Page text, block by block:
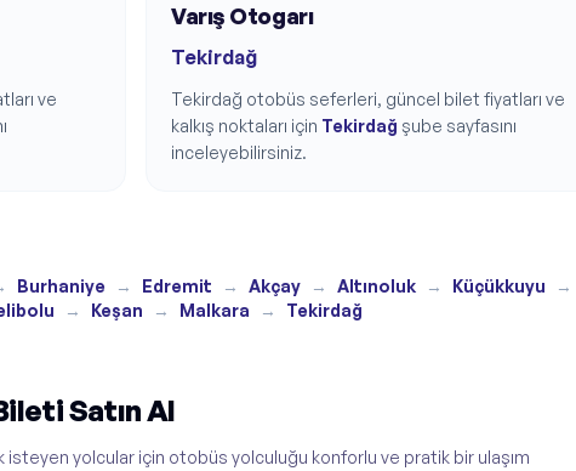
ve
Varış Otogarı
Tekirdağ
Tekirdağ otobüs seferleri, güncel bilet fiyatları ve
kalkış noktaları için Tekirdağ şube sayfasını
inceleyebilirsiniz.
Burhaniye → Edremit → Akçay → Altınoluk → Küçükkuyu
→
→ Keşan → Malkara → Tekirdağ
Satın Al
isteyen yolcular için otobüs yolculuğu konforlu ve pratik bir ulaşım